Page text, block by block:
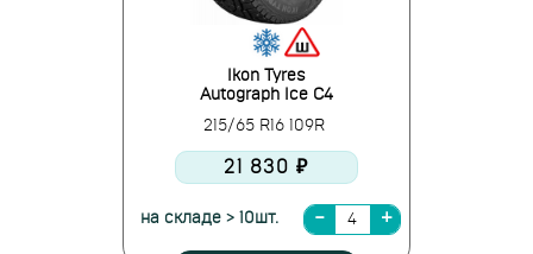
Ikon Tyres
Autograph Ice C4
215/65 R16 109R
21 830 ₽
на складе > 10шт.